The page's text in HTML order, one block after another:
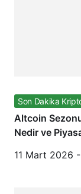
Son Dakika
Altcoin
Nedir ve
11 Mart 2026